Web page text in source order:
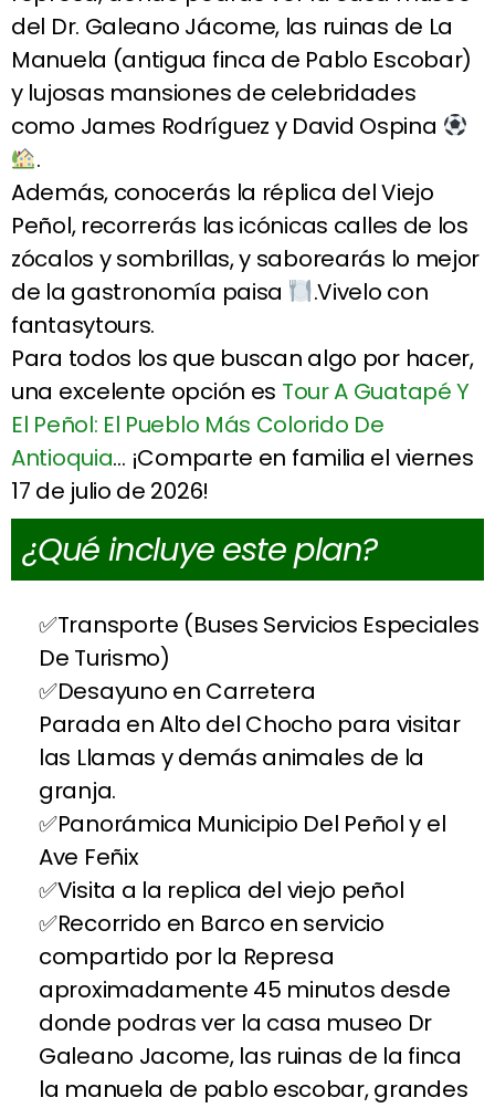
del Dr. Galeano Jácome, las ruinas de La
Manuela (antigua finca de Pablo Escobar)
y lujosas mansiones de celebridades
como James Rodríguez y David Ospina
.
Además, conocerás la réplica del Viejo
Peñol, recorrerás las icónicas calles de los
zócalos y sombrillas, y saborearás lo mejor
de la gastronomía paisa
.Vivelo con
fantasytours.
Para todos los que buscan algo por hacer,
una excelente opción es Tour A Guatapé Y
El Peñol: El Pueblo Más Colorido De
Antioquia… ¡Comparte en familia el viernes
17 de julio de 2026!
¿Qué incluye este plan?
Transporte (Buses Servicios Especiales
De Turismo)
Desayuno en Carretera
Parada en Alto del Chocho para visitar
las Llamas y demás animales de la
granja.
Panorámica Municipio Del Peñol y el
Ave Feñix
Visita a la replica del viejo peñol
Recorrido en Barco en servicio
compartido por la Represa
aproximadamente 45 minutos desde
donde podras ver la casa museo Dr
Galeano Jacome, las ruinas de la finca
la manuela de pablo escobar, grandes